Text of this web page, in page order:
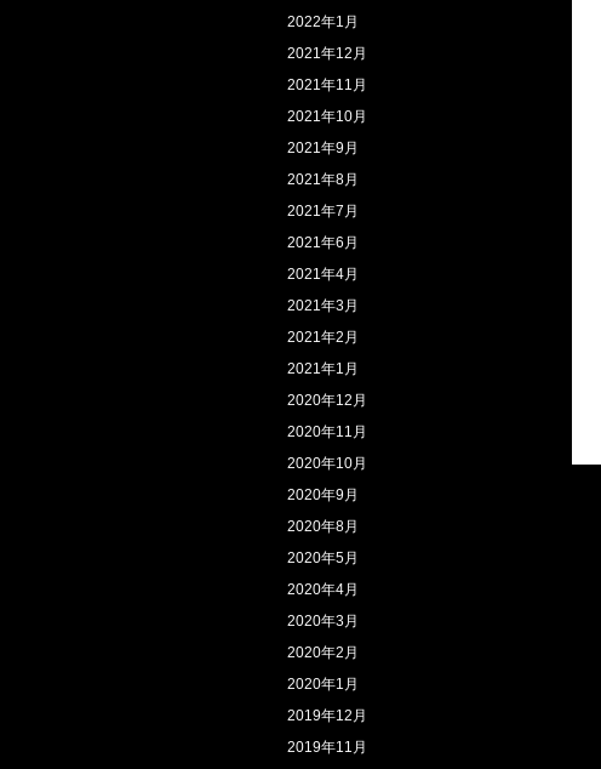
2022年1月
2021年12月
2021年11月
2021年10月
2021年9月
2021年8月
2021年7月
2021年6月
2021年4月
2021年3月
2021年2月
2021年1月
2020年12月
2020年11月
2020年10月
2020年9月
2020年8月
2020年5月
2020年4月
2020年3月
2020年2月
2020年1月
2019年12月
2019年11月